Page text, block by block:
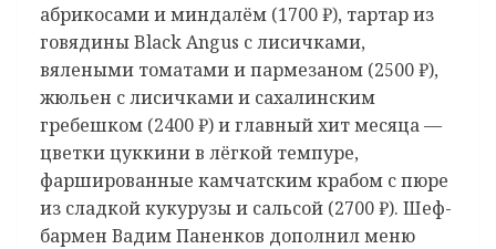
абрикосами и миндалём (1700 ₽), тартар из
говядины Black Angus с лисичками,
вялеными томатами и пармезаном (2500 ₽),
жюльен с лисичками и сахалинским
гребешком (2400 ₽) и главный хит месяца —
цветки цуккини в лёгкой темпуре,
фаршированные камчатским крабом с пюре
из сладкой кукурузы и сальсой (2700 ₽). Шеф-
бармен Вадим Паненков дополнил меню